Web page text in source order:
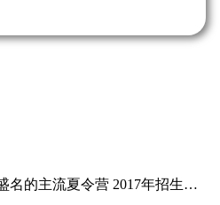
的主流夏令营 2017年招生开始！